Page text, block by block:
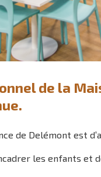
de la
de Delémont est
les enfants